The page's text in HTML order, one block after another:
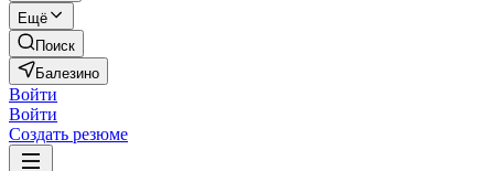
Ещё
Поиск
Балезино
Войти
Войти
Создать резюме